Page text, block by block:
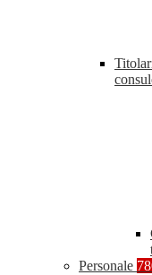
Personale